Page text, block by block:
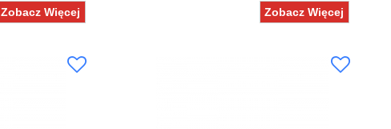
Zobacz Więcej Zobacz Więcej